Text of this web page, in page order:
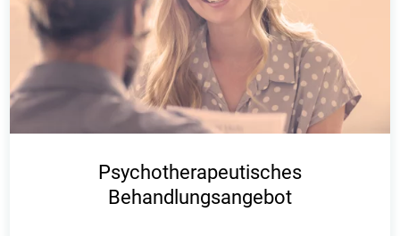
Psychotherapeutisches
Behandlungsangebot